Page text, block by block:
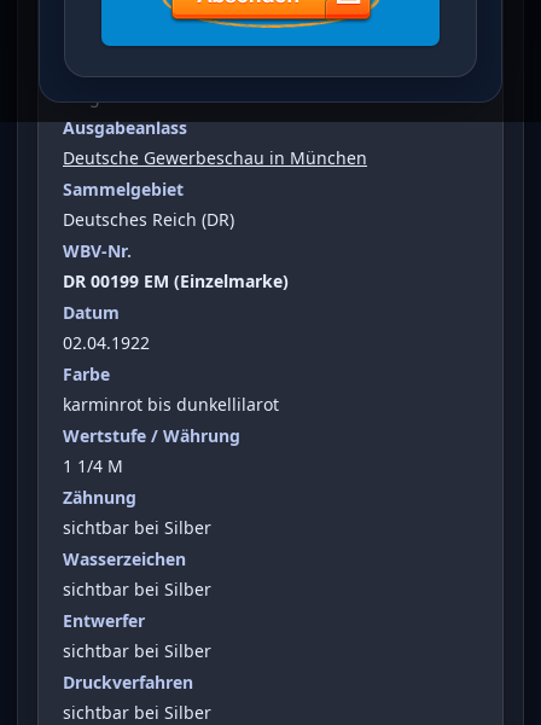
Vergrößertes Bild bei Klick auf Bild
Ausgabeanlass
Deutsche Gewerbeschau in München
Sammelgebiet
Deutsches Reich (DR)
WBV-Nr.
DR 00199 EM (Einzelmarke)
Datum
02.04.1922
Farbe
karminrot bis dunkellilarot
Wertstufe / Währung
1 1/4 M
Zähnung
sichtbar bei Silber
Wasserzeichen
sichtbar bei Silber
Entwerfer
sichtbar bei Silber
Druckverfahren
sichtbar bei Silber